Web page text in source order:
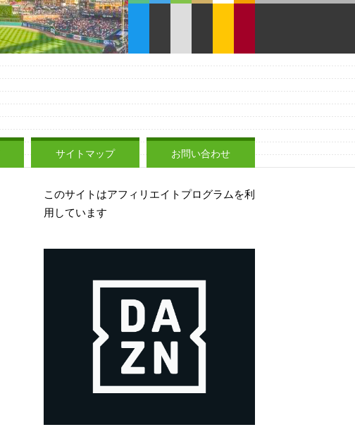
サイトマップ お問い合わせ
このサイトはアフィリエイトプログラムを利
用しています